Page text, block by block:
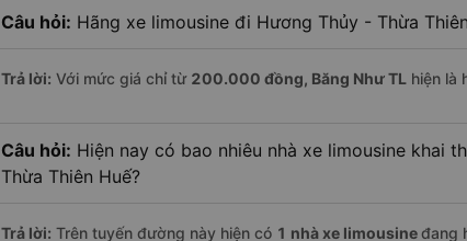
Câu hỏi: Hãng xe limousine đi Hương Thủy - Thừa
Trả lời: Với mức giá chỉ từ 200.000 đồng, Băng Như TL hiện là
Câu hỏi: Hiện nay có bao nhiêu nhà xe limousine khai
Thừa Thiên Huế?
Trả lời: Trên tuyến đường này hiện có 1 nhà xe limousineđang